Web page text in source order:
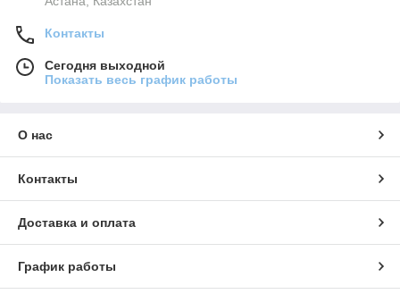
Контакты
Сегодня выходной
Показать весь график работы
О нас
Контакты
Доставка и оплата
График работы